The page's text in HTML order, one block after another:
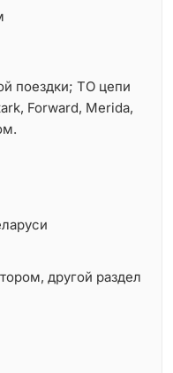
поездки; ТО цепи
Forward, Merida,
другой раздел